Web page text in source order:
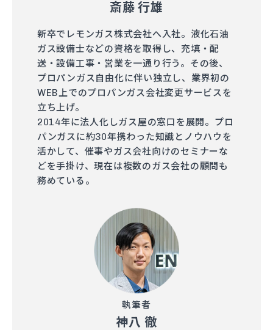
斎藤 行雄
新卒でレモンガス株式会社へ入社。液化石油
ガス設備士などの資格を取得し、充填・配
送・設備工事・営業を一通り行う。その後、
プロパンガス自由化に伴い独立し、業界初の
WEB上でのプロパンガス会社変更サービスを
立ち上げ。
2014年に法人化しガス屋の窓口を展開。プロ
パンガスに約30年携わった知識とノウハウを
活かして、催事やガス会社向けのセミナーな
どを手掛け、現在は複数のガス会社の顧問も
務めている。
執筆者
神八 徹